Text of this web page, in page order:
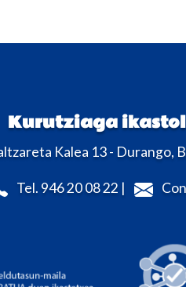
Kurutziaga
Kalea 13 - Durango,
Tel. 946 20 08 22 |